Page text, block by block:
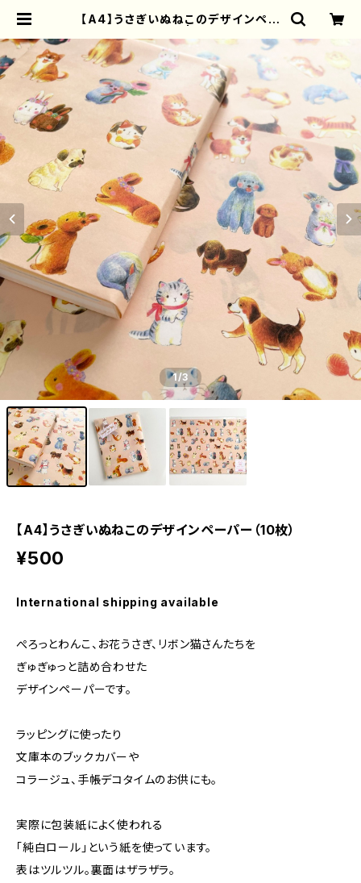
【A4】うさぎいぬねこのデザインペー
1/3
【A4】うさぎいぬねこのデザインペーパー（10枚）
¥500
International shipping available
ぺろっとわんこ、お花うさぎ、リボン猫さんたちを
ぎゅぎゅっと詰め合わせた
デザインペーパーです。
ラッピングに使ったり
文庫本のブックカバーや
コラージュ、手帳デコタイムのお供にも。
実際に包装紙によく使われる
「純白ロール」という紙を使っています。
表はツルツル。裏面はザラザラ。